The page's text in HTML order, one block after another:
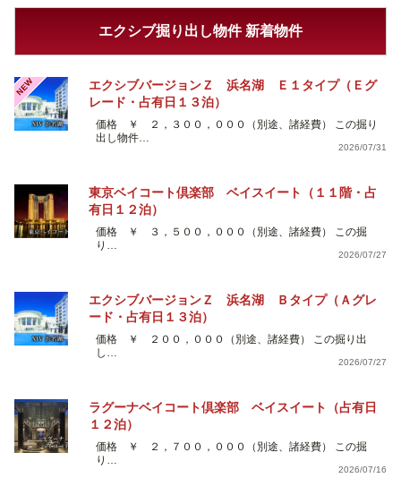
エクシブ掘り出し物件 新着物件
NEW
エクシブバージョンＺ 浜名湖 Ｅ１タイプ（Ｅグ
レード・占有日１３泊）
価格 ￥ ２，３００，０００（別途、諸経費） この掘り
出し物件…
2026/07/31
東京ベイコート倶楽部 ベイスイート（１１階・占
有日１２泊）
価格 ￥ ３，５００，０００（別途、諸経費） この掘
り…
2026/07/27
エクシブバージョンＺ 浜名湖 Ｂタイプ（Ａグレ
ード・占有日１３泊）
価格 ￥ ２００，０００（別途、諸経費） この掘り出
し…
2026/07/27
ラグーナベイコート倶楽部 ベイスイート（占有日
１２泊）
価格 ￥ ２，７００，０００（別途、諸経費） この掘
り…
2026/07/16